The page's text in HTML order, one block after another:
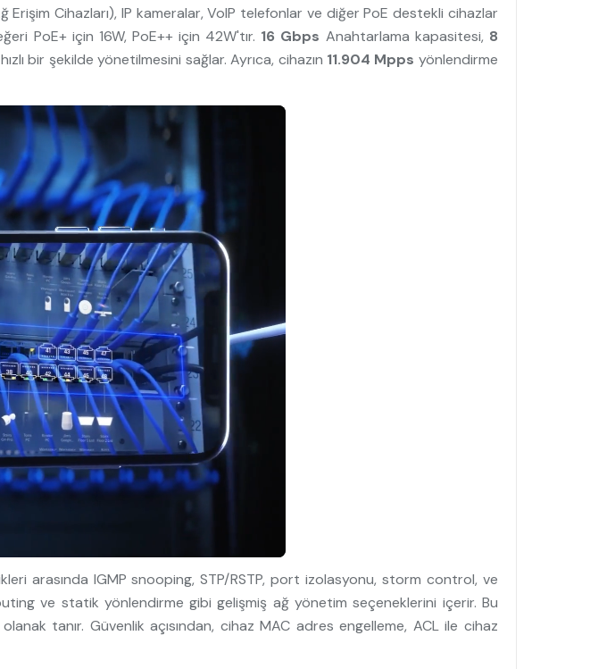
Cihazları), IP kameralar, VoIP telefonlar ve diğer PoE destekli cihazlar
PoE+ için 16W, PoE++ için 42W'tır. 16 Gbps Anahtarlama kapasitesi, 8
bir şekilde yönetilmesini sağlar. Ayrıca, cihazın 11.904 Mpps yönlendirme
arasında IGMP snooping, STP/RSTP, port izolasyonu, storm control, ve
ve statik yönlendirme gibi gelişmiş ağ yönetim seçeneklerini içerir. Bu
tanır. Güvenlik açısından, cihaz MAC adres engelleme, ACL ile cihaz